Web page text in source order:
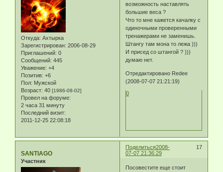
Откуда: Ахтырка
Зарегистрирован: 2006-08-29
Приглашений: 0
Сообщений: 445
Уважение: +4
Позитив: +6
Пол: Мужской
Возраст: 40 [1986-08-02]
Провел на форуме:
2 часа 31 минуту
Последний визит:
2011-12-25 22:08:18
возможность наставлять
большие веса ?
Что то мне кажется качалку с
одиночными проверенными
тренажерами не заменишь.
Штангу там мона то лежа )))
И присед со штангой ? )))
думаю нет.
Отредактировано Redee
(2008-07-07 21:21:19)
0
Поделиться 17
2008-
07-07 21:36:29
SANTIAGO
Участник
Посовестите еще стоит